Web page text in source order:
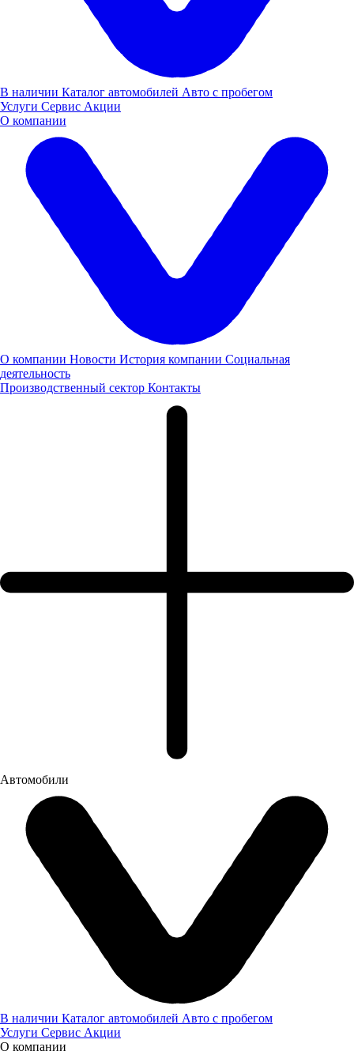
В наличии Каталог автомобилей Авто с пробегом
Услуги Сервис Акции
О компании
О компании Новости История компании Социальная
деятельность
Производственный сектор Контакты
Автомобили
В наличии Каталог автомобилей Авто с пробегом
Услуги Сервис Акции
О компании
Политика конфиденциальности
Вся представленная на сайте информация носит
информационный характер и не является публичной офертой,
подробной информации обращайтесь в наши автосалоны.
Опубликованная на данном сайте информация может быть
изменена в любое время без предварительного уведомления.
Заказать звонок
Оставьте нам контактные данные и наш менеджер свяжется с